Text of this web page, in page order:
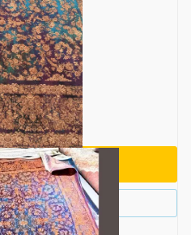
руб.
в 1 клик